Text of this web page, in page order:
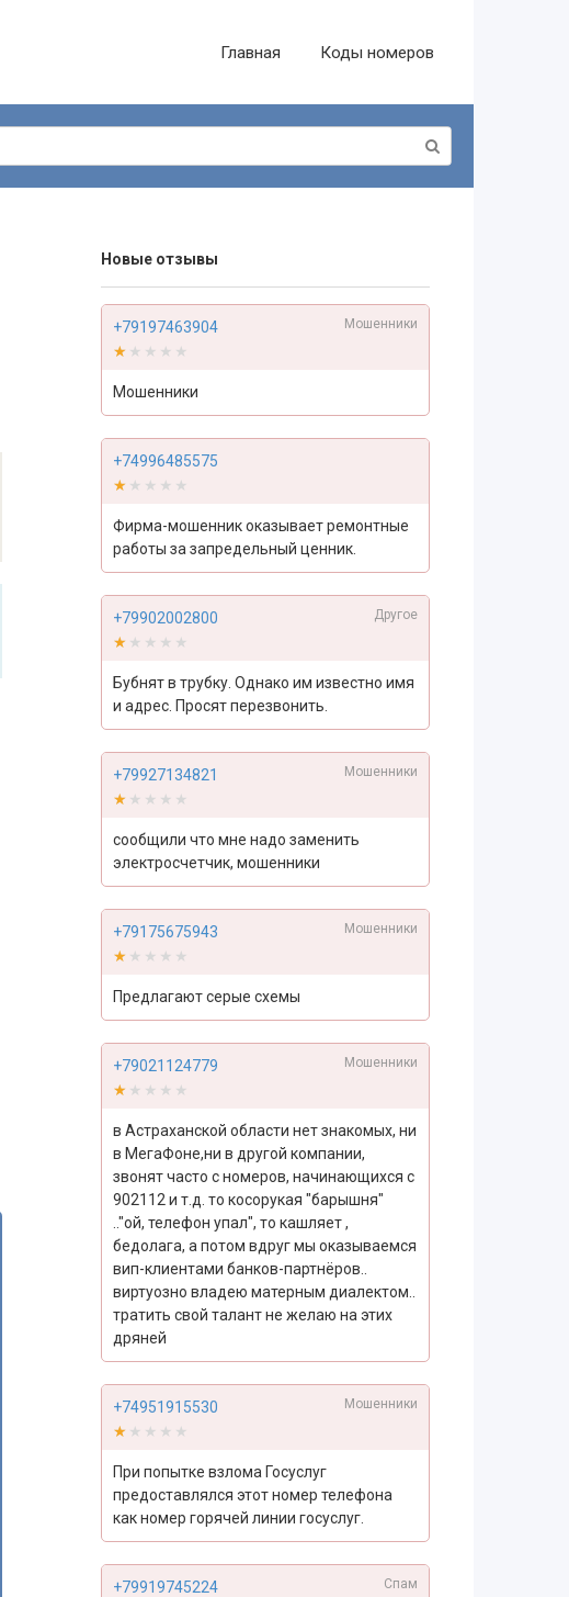
Главная Коды номеров
Новые отзывы
+79197463904 Мошенники
★★★★★
★★★★★
Мошенники
+74996485575
★★★★★
★★★★★
Фирма-мошенник оказывает ремонтные
работы за запредельный ценник.
+79902002800 Другое
★★★★★
★★★★★
Бубнят в трубку. Однако им известно имя
и адрес. Просят перезвонить.
+79927134821 Мошенники
★★★★★
★★★★★
сообщили что мне надо заменить
электросчетчик, мошенники
+79175675943 Мошенники
★★★★★
★★★★★
Предлагают серые схемы
+79021124779 Мошенники
★★★★★
★★★★★
в Астраханской области нет знакомых, ни
в МегаФоне,ни в другой компании,
звонят часто с номеров, начинающихся с
902112 и т.д. то косорукая "барышня"
.."ой, телефон упал", то кашляет ,
бедолага, а потом вдруг мы оказываемся
вип-клиентами банков-партнёров..
виртуозно владею матерным диалектом..
тратить свой талант не желаю на этих
дряней
+74951915530 Мошенники
★★★★★
★★★★★
При попытке взлома Госуслуг
предоставлялся этот номер телефона
как номер горячей линии госуслуг.
+79919745224 Спам